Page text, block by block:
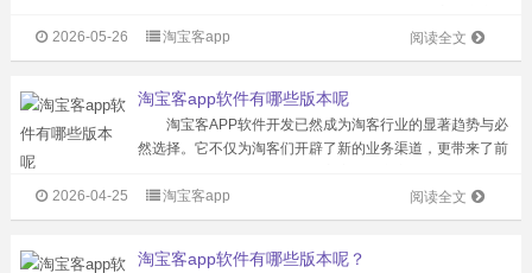
拼多多等平台的高佣金渠道，普通创业者根本玩不起。但现
在，这一切都变了。直接对接淘宝...
阅读全文
2026-05-26 淘宝客app
淘宝客app软件有哪些版本呢
淘宝客APP软件开发已然成为淘客行业的显著趋势与必
然选择。它不仅为淘客们开辟了新的业务渠道，更带来了前
本又有何特色呢？ 一款优质的淘宝客APP宛如一个巨大
的商品宝库，能够汇聚海量的...
阅读全文
2026-04-25 淘宝客app
淘宝客app软件有哪些版本呢？